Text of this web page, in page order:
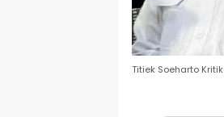
Titiek Soeharto